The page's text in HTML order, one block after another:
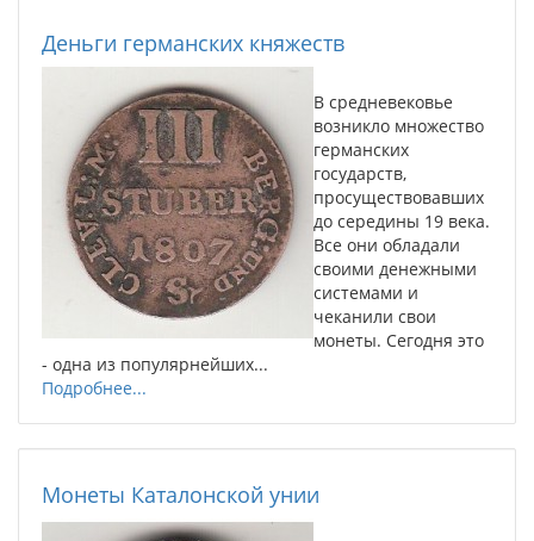
Деньги германских княжеств
В средневековье
возникло множество
германских
государств,
просуществовавших
до середины 19 века.
Все они обладали
своими денежными
системами и
чеканили свои
монеты. Сегодня это
- одна из популярнейших...
Подробнее...
Монеты Каталонской унии